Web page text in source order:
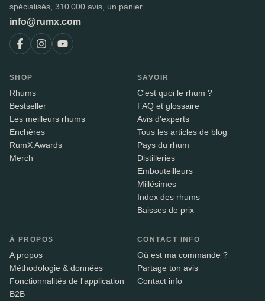
spécialisés, 310 000 avis, un panier.
info@rumx.com
SHOP
Rhums
Bestseller
Les meilleurs rhums
Enchères
RumX Awards
Merch
SAVOIR
C'est quoi le rhum ?
FAQ et glossaire
Avis d'experts
Tous les articles de blog
Pays du rhum
Distilleries
Embouteilleurs
Millésimes
Index des rhums
Baisses de prix
À PROPOS
A propos
Méthodologie & données
Fonctionnalités de l'application
B2B
CONTACT INFO
Où est ma commande ?
Partage ton avis
Contact info